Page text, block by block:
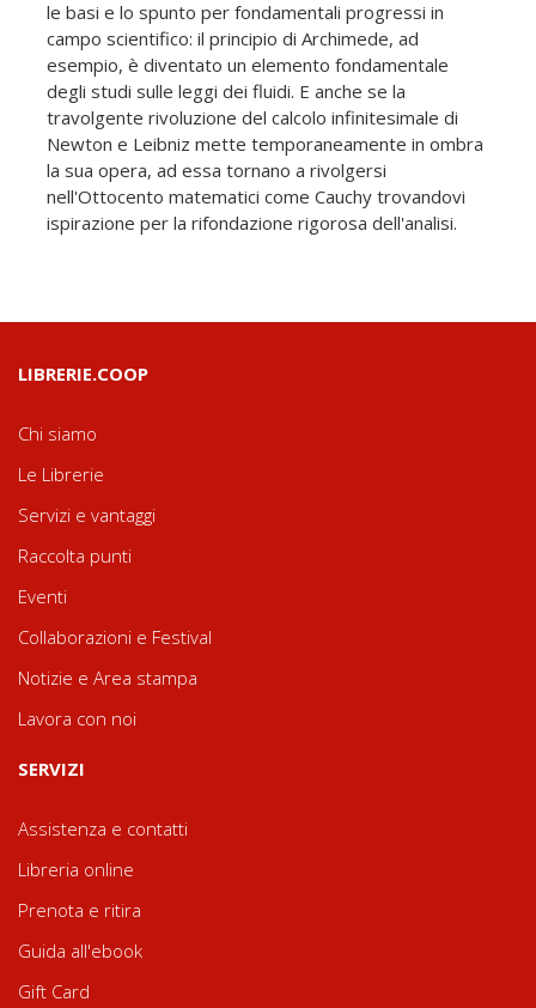
le basi e lo spunto per fondamentali progressi in
campo scientifico: il principio di Archimede, ad
esempio, è diventato un elemento fondamentale
degli studi sulle leggi dei fluidi. E anche se la
travolgente rivoluzione del calcolo infinitesimale di
Newton e Leibniz mette temporaneamente in ombra
la sua opera, ad essa tornano a rivolgersi
nell'Ottocento matematici come Cauchy trovandovi
ispirazione per la rifondazione rigorosa dell'analisi.
LIBRERIE.COOP
Chi siamo
Le Librerie
Servizi e vantaggi
Raccolta punti
Eventi
Collaborazioni e Festival
Notizie e Area stampa
Lavora con noi
SERVIZI
Assistenza e contatti
Libreria online
Prenota e ritira
Guida all'ebook
Gift Card